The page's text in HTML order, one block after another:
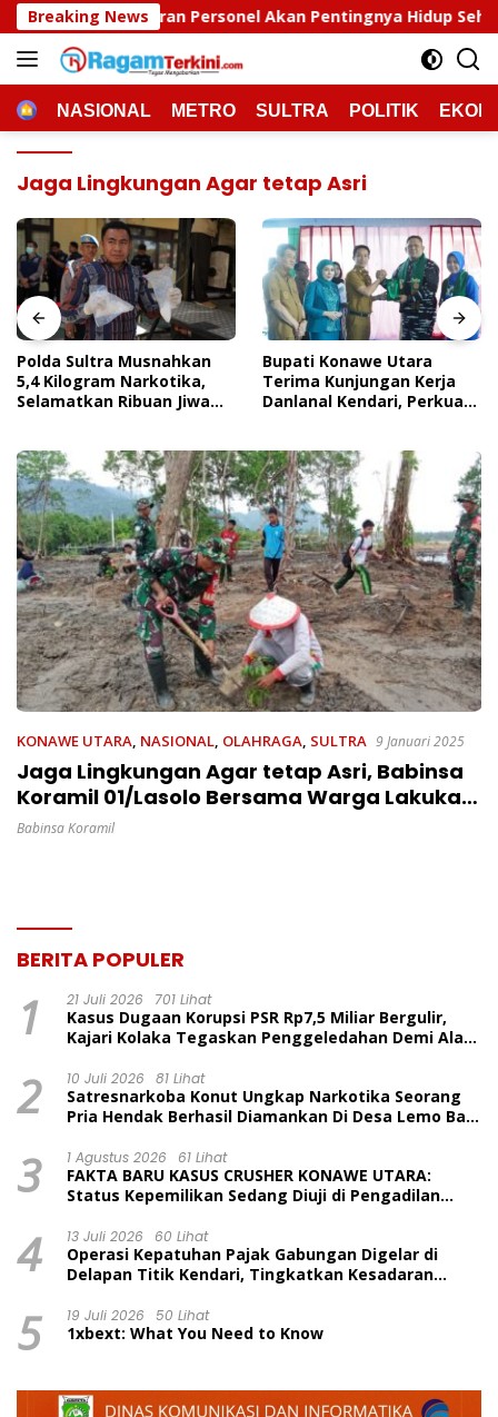
Langsung
ke
konten
Breaking News
Personel Akan Pentingnya Hidup Sehat Polda
HOMENASIONAL METRO SULTRA POLITIK
Jaga Lingkungan Agar tetap Asri
Polda Sultra Musnahkan
5,4 Kilogram Narkotika,
Selamatkan Ribuan Jiwa
Bupati Konawe Utara
Terima Kunjungan Kerja
Danlanal Kendari, Perkuat
KONAWE UTARA, NASIONAL, OLAHRAGA, SULTRA 9 Januari 2025
Jaga Lingkungan Agar tetap Asri, Babinsa
Koramil 01/Lasolo Bersama Warga Lakukan
Penanaman Pohon
Babinsa Koramil
BERITA POPULER
1 21 Juli 2026 701 Lihat
Kasus Dugaan Korupsi PSR Rp7,5 Miliar Bergulir,
Kajari Kolaka Tegaskan Penggeledahan Demi Alat
2 10 Juli 2026 81 Lihat
Satresnarkoba Konut Ungkap Narkotika Seorang
Pria Hendak Berhasil Diamankan Di Desa Lemo Bajo
3 1 Agustus 2026 61 Lihat
FAKTA BARU KASUS CRUSHER KONAWE UTARA:
Status Kepemilikan Sedang Diuji di Pengadilan
Dinilai Prematur
4 13 Juli 2026 60 Lihat
Operasi Kepatuhan Pajak Gabungan Digelar di
Delapan Titik Kendari, Tingkatkan Kesadaran
5 19 Juli 2026 50 Lihat
1xbext: What You Need to Know